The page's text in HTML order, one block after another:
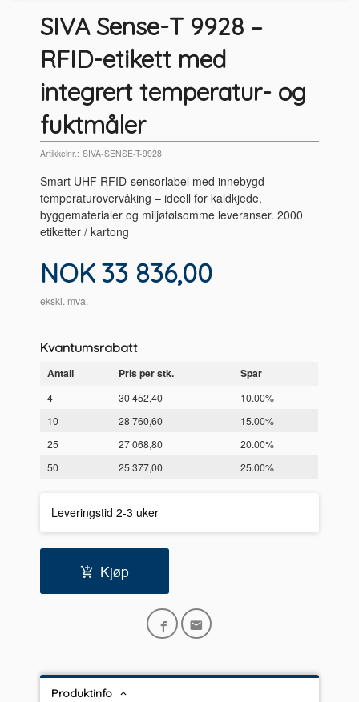
SIVA Sense-T 9928 –
RFID-etikett med
integrert temperatur- og
fuktmåler
Artikkelnr.: SIVA-SENSE-T-9928
Smart UHF RFID-sensorlabel med innebygd
temperaturovervåking – ideell for kaldkjede,
byggematerialer og miljøfølsomme leveranser. 2000
etiketter / kartong
Pris
NOK 33 836,00
ekskl. mva.
Kvantumsrabatt
Antall Pris per stk. Spar
4 30 452,40
10.00%
10
28 760,60
15.00%
25
27 068,80
20.00%
50
25 377,00 25.00%
Leveringstid 2-3 uker
Kjøp
Produktinfo